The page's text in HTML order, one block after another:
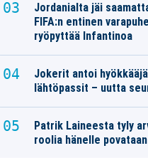
Jordanialta jäi
FIFA:n entinen
ryöpyttää Infantinoa
Jokerit antoi
lähtöpassit – uutta
Patrik Laineesta tyly
roolia hänelle povataan